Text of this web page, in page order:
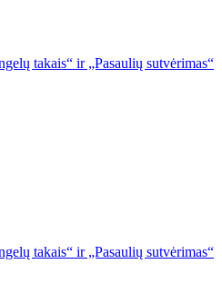
takais“ ir „Pasaulių sutvėrimas“
takais“ ir „Pasaulių sutvėrimas“